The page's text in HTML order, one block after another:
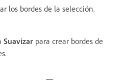
los bordes de la selección.
Suavizar para crear bordes de